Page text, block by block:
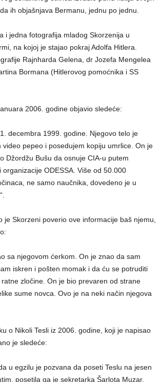
ih objašnjava Bermanu, jednu po jednu.
i jedna fotografija mladog Skorzenija u
na kojoj je stajao pokraj Adolfa Hitlera.
Rajnharda Gelena, dr Jozefa Mengelea
Bormana (Hitlerovog pomoćnika i SS
2006. godine objavio sledeće:
decembra 1999. godine. Njegovo telo je
video pepeo i posedujem kopiju umrlice. On je
Džordžu Bušu da osnuje CIA-u putem
organizacije ODESSA. Više od 50.000
ne samo naučnika, dovedeno je u
je Skorzeni poverio ove informacije baš njemu,
sa njegovom ćerkom. On je znao da sam
iskren i pošten momak i da ću se potruditi
zločine. On je bio prevaren od strane
sume novca. Ovo je na neki način njegova
o Nikoli Tesli iz 2006. godine, koji je napisao
je sledeće:
u egzilu je pozvana da poseti Teslu na jesen
posetila ga je sekretarka Šarlota Muzar.